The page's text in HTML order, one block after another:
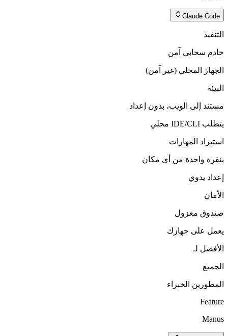
Claude Code
التنفيذ
خادم سحابي آمن
الجهاز المحلي (غير آمن)
البيئة
مستند إلى الويب، بدون إعداد
يتطلب IDE/CLI محلي
استيراد المهارات
بنقرة واحدة من أي مكان
إعداد يدوي
الأمان
صندوق معزول
يعمل على جهازك
الأفضل لـ
الجميع
المطورين الخبراء
Feature
Manus